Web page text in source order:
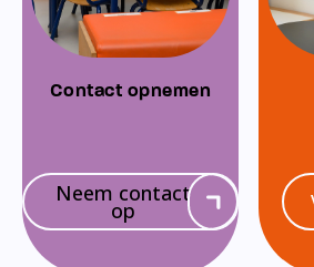
Contact opnemen
Neem contact
op